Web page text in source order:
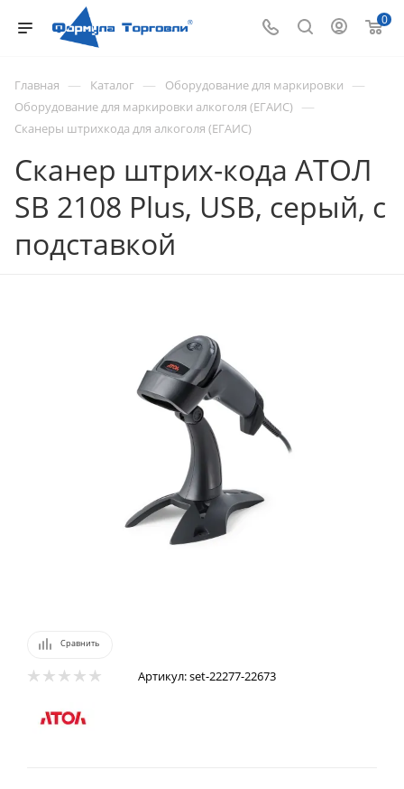
0
Главная — Каталог — Оборудование для маркировки —
Оборудование для маркировки алкоголя (ЕГАИС) —
Сканеры штрихкода для алкоголя (ЕГАИС)
Сканер штрих-кода АТОЛ
SB 2108 Plus, USB, серый, с
подставкой
Сравнить
Артикул:set-22277-22673